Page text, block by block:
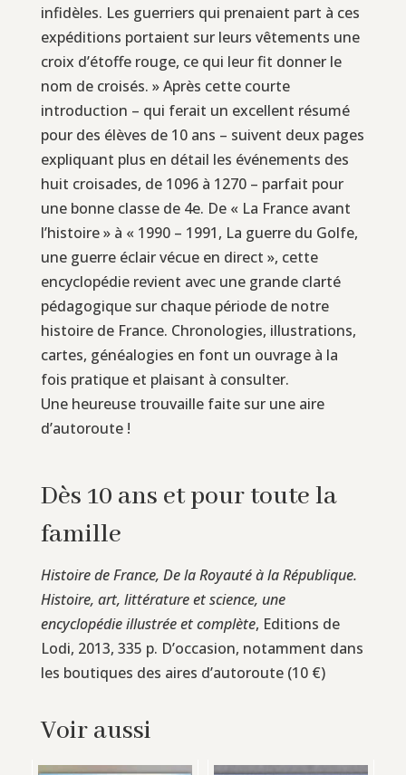
infidèles. Les guerriers qui prenaient part à ces
expéditions portaient sur leurs vêtements une
croix d’étoffe rouge, ce qui leur fit donner le
nom de croisés. » Après cette courte
introduction – qui ferait un excellent résumé
pour des élèves de 10 ans – suivent deux pages
expliquant plus en détail les événements des
huit croisades, de 1096 à 1270 – parfait pour
une bonne classe de 4e. De « La France avant
l’histoire » à « 1990 – 1991, La guerre du Golfe,
une guerre éclair vécue en direct », cette
encyclopédie revient avec une grande clarté
pédagogique sur chaque période de notre
histoire de France. Chronologies, illustrations,
cartes, généalogies en font un ouvrage à la
fois pratique et plaisant à consulter.
Une heureuse trouvaille faite sur une aire
d’autoroute !
Dès 10 ans et pour toute la
famille
Histoire de France, De la Royauté à la République.
Histoire, art, littérature et science, une
encyclopédie illustrée et complète, Editions de
Lodi, 2013, 335 p. D’occasion, notamment dans
les boutiques des aires d’autoroute (10 €)
Voir aussi